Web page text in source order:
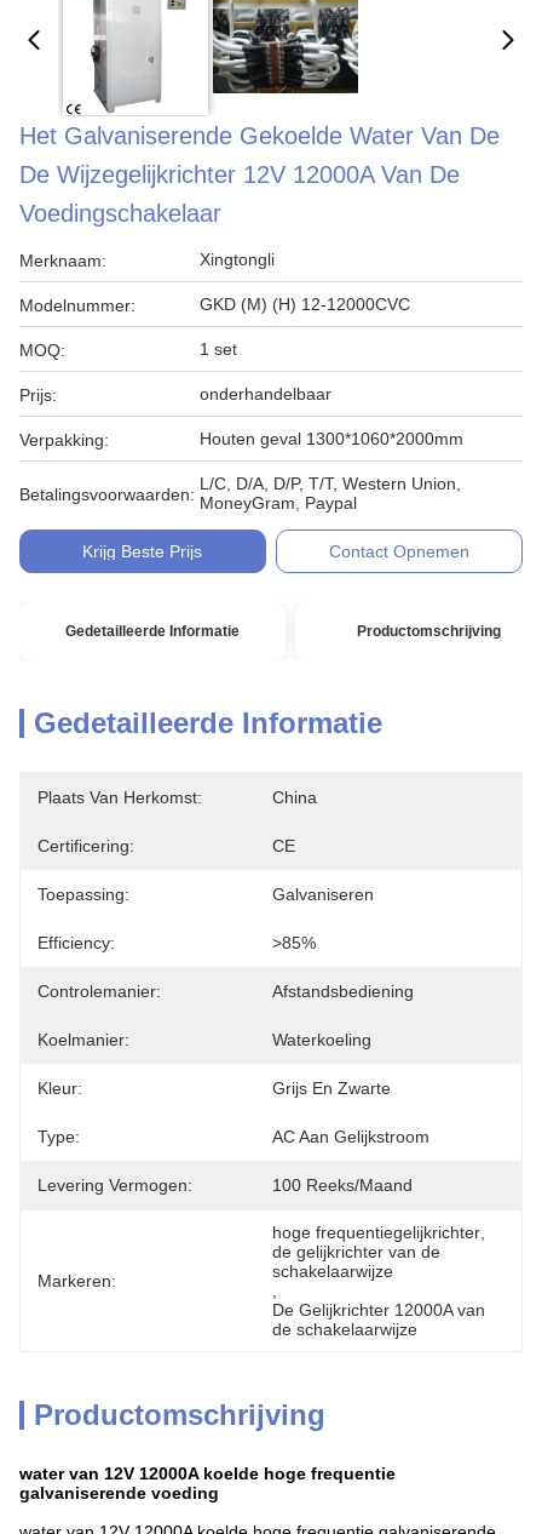
Het Galvaniserende Gekoelde Water Van De
De Wijzegelijkrichter 12V 12000A Van De
Voedingschakelaar
Merknaam: Xingtongli
Modelnummer: GKD (M) (H) 12-12000CVC
MOQ: 1 set
Prijs: onderhandelbaar
Verpakking: Houten geval 1300*1060*2000mm
Betalingsvoorwaarden:
L/C, D/A, D/P, T/T, Western Union,
MoneyGram, Paypal
Krijg Beste Prijs Contact Opnemen
Gedetailleerde Informatie Productomschrijving
Gedetailleerde Informatie
Plaats Van Herkomst: China
Certificering: CE
Toepassing: Galvaniseren
Efficiency: >85%
Controlemanier: Afstandsbediening
Koelmanier: Waterkoeling
Kleur: Grijs En Zwarte
Type: AC Aan Gelijkstroom
Levering Vermogen: 100 Reeks/maand
Markeren:
hoge frequentiegelijkrichter
de gelijkrichter van de
schakelaarwijze
De Gelijkrichter 12000A van
de schakelaarwijze
Productomschrijving
water van 12V 12000A koelde hoge frequentie
galvaniserende voeding